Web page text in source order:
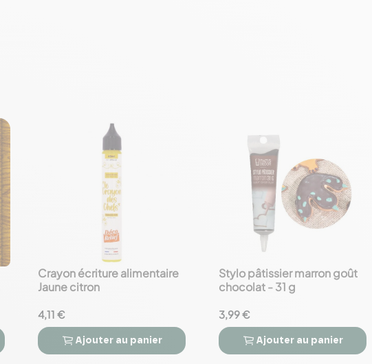
favorite_border
Crayon écriture alimentaire
Jaune citron
4,11 €
 
Ajouter au panier
favorite_border
Stylo pâtissier marron goût
chocolat - 31 g
3,99 €
 
Ajouter au panier